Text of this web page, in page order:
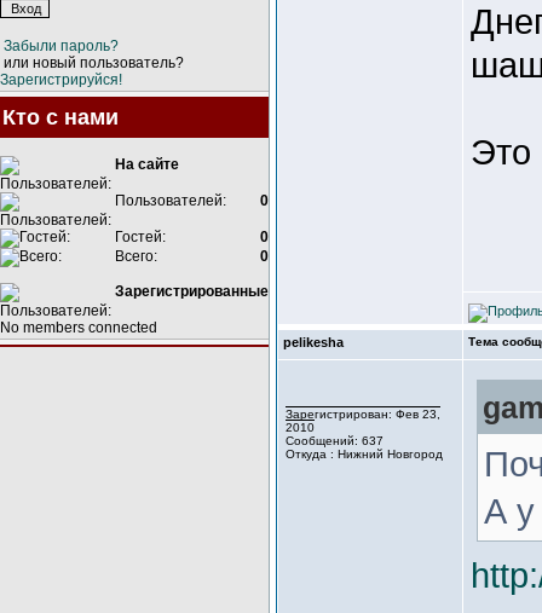
Забыли пароль?
или новый пользователь?
Зарегистрируйся!
Кто с нами
На сайте
Пользователей: 0
Гостей:
0
Всего:
0
Зарегистрированные
No members connected
Это
pelikesha Тема
Зарегистрирован: Фев 23,
2010
Сообщений: 637
Откуда : Нижний Новгород
А у